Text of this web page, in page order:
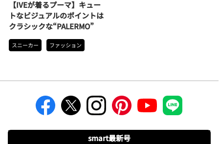
【IVEが着るプーマ】キュー
トなビジュアルのポイントは
クラシックな“PALERMO”
スニーカー ファッション
smart最新号